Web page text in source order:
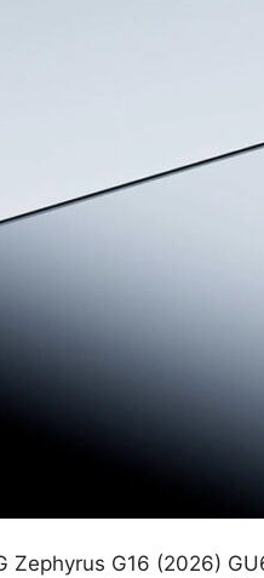
Zephyrus G16 (2026)